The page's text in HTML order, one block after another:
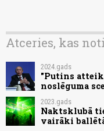
Atceries, kas
2024.gads
"Putins
noslēguma
2023.gads
Naktsklubā
vairāki